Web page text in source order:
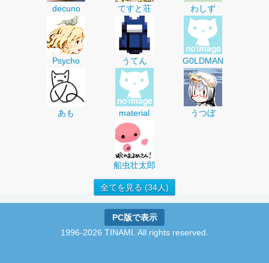
decuno てすと荘 わしず
Psycho うてん G0LDMAN
あも material うつぼ
船虫壮太郎
全てを見る (34人)
PC版で表示
1996-2026 TINAMI. All rights reserved.